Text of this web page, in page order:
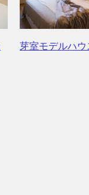
芽室モデルハウ